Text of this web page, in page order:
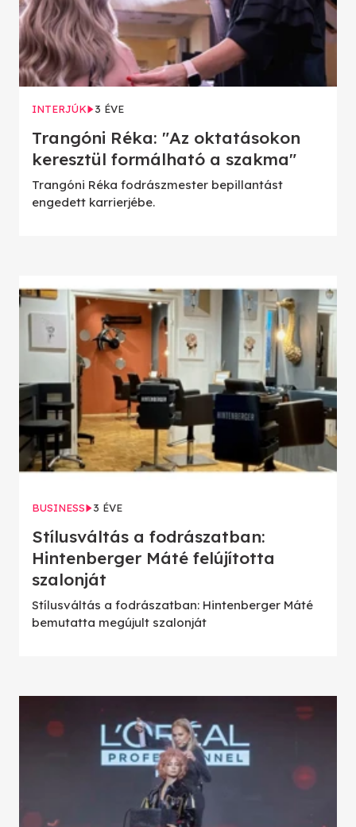
INTERJÚK 3 ÉVE
Trangóni Réka: "Az oktatásokon
keresztül formálható a szakma"
Trangóni Réka fodrászmester bepillantást
engedett karrierjébe.
BUSINESS 3 ÉVE
Stílusváltás a fodrászatban:
Hintenberger Máté felújította
szalonját
Stílusváltás a fodrászatban: Hintenberger Máté
bemutatta megújult szalonját